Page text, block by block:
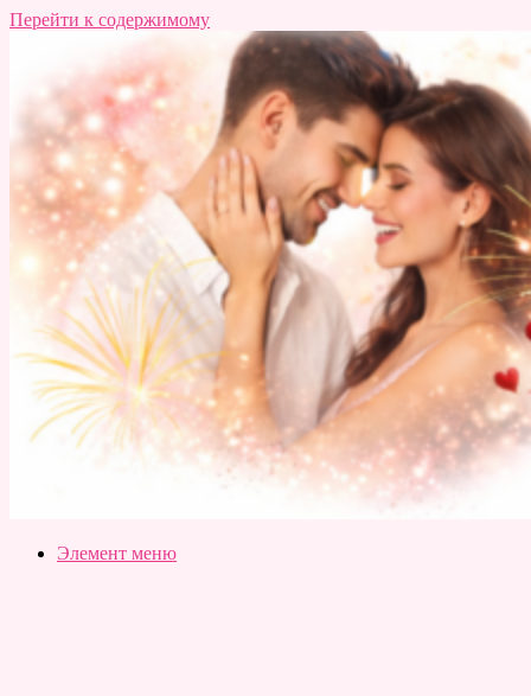
Перейти к содержимому
Slubovju.ru
Бесплатные
Элемент меню